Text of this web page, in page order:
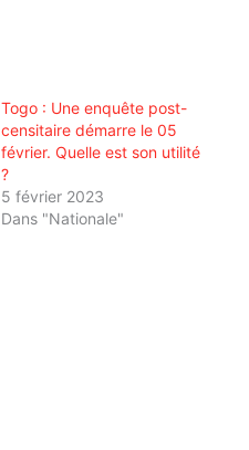
Togo : Une enquête post-
censitaire démarre le 05
février. Quelle est son utilité
?
5 février 2023
Dans "Nationale"